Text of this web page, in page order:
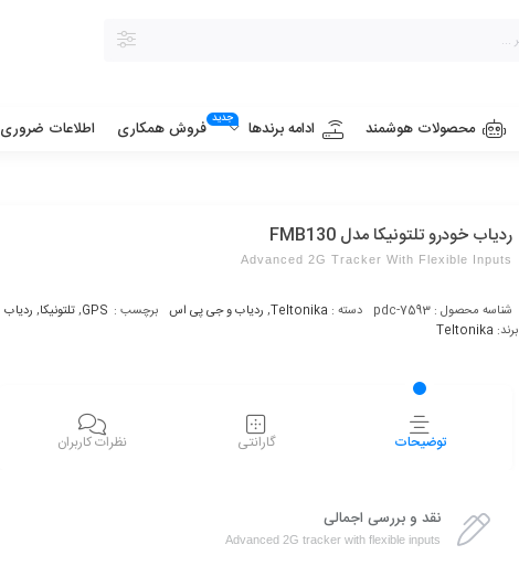
محصولات هوشمند ادامه برندها جدید فروش همکاری اطلاعات ضروری
ردیاب خودرو تلتونیکا مدل FMB130
Advanced 2G Tracker With Flexible Inputs
شناسه محصول : pdc-7593 دسته : Teltonika
, ردیاب و جی پی اس برچسب : GPS
,تلتونیکا, ردیاب
برند: Teltonika
توضیحات گارانتی نظرات کاربران
نقد و بررسی اجمالی
Advanced 2G tracker with flexible inputs